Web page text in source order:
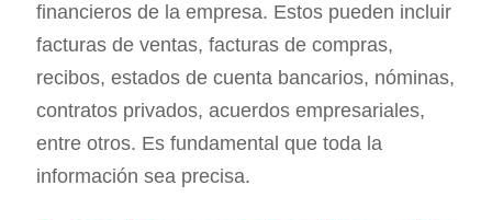
financieros de la empresa. Estos pueden incluir
facturas de ventas, facturas de compras,
recibos, estados de cuenta bancarios, nóminas,
contratos privados, acuerdos empresariales,
entre otros. Es fundamental que toda la
información sea precisa.